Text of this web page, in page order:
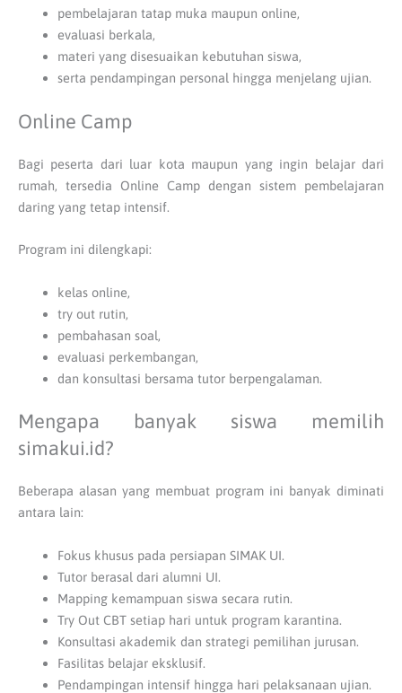
pembelajaran tatap muka maupun online,
evaluasi berkala,
materi yang disesuaikan kebutuhan siswa,
serta pendampingan personal hingga menjelang ujian.
Online Camp
Bagi peserta dari luar kota maupun yang ingin belajar dari
rumah, tersedia Online Camp dengan sistem pembelajaran
daring yang tetap intensif.
Program ini dilengkapi:
kelas online,
try out rutin,
pembahasan soal,
evaluasi perkembangan,
dan konsultasi bersama tutor berpengalaman.
Mengapa banyak siswa memilih
simakui.id?
Beberapa alasan yang membuat program ini banyak diminati
antara lain:
Fokus khusus pada persiapan SIMAK UI.
Tutor berasal dari alumni UI.
Mapping kemampuan siswa secara rutin.
Try Out CBT setiap hari untuk program karantina.
Konsultasi akademik dan strategi pemilihan jurusan.
Fasilitas belajar eksklusif.
Pendampingan intensif hingga hari pelaksanaan ujian.